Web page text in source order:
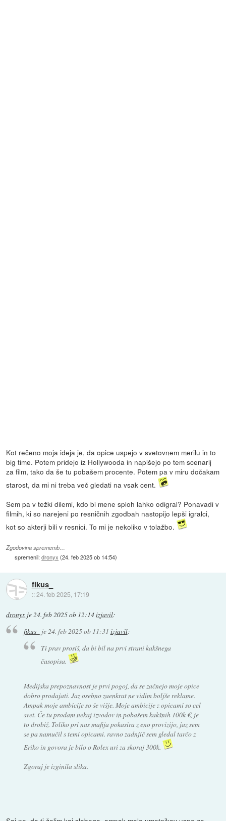
Kot rečeno moja ideja je, da opice uspejo v svetovnem merilu in to
big time. Potem pridejo iz Hollywooda in napišejo po tem scenarij
za film, tako da še tu pobašem procente. Potem pa v miru dočakam
starost, da mi ni treba več gledati na vsak cent.
Sem pa v težki dilemi, kdo bi mene sploh lahko odigral? Ponavadi v
filmih, ki so narejeni po resničnih zgodbah nastopijo lepši igralci,
kot so akterji bili v resnici. To mi je nekoliko v tolažbo.
Zgodovina sprememb…
spremenil:dronyx (24. feb 2025 ob 14:54)
fikus_
::24. feb 2025, 17:19
dronyx je24. feb 2025 ob 12:14izjavil:
fikus_ je24. feb 2025 ob 11:31 izjavil:
Ti prav prosiš, da bi bil na prvi strani kakšnega
časopisa.
Medijska prepoznavnost je prvi pogoj, da se začnejo moje opice
dobro prodajati. Jaz osebno zaenkrat ne vidim boljše reklame.
Ampak moje ambicije so še višje. Moje ambicije z opicami so cel
svet. Če tu prodam nekaj izvodov in pobašem kakšnih 100k €, je
to drobiž. Toliko pri nas mafija pokasira z eno provizijo, jaz sem
se pa namučil s temi opicami. ravno zadnjič sem gledal tarčo z
Eriko in govora je bilo o Rolex uri za skoraj 300k.
Zgoraj je izginila slika.